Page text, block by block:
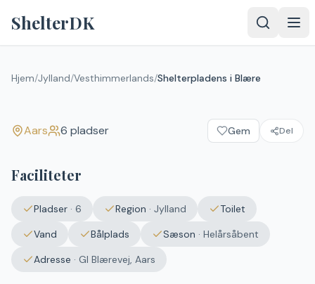
ShelterDK
Hjem/Jylland/Vesthimmerlands/Shelterpladens i Blære
Upload et
godkendelse.
billede
Ingen fil valgt
Aars
Aars 6 pladser Gem Del
Faciliteter
Pladser · 6 Region · Jylland
Toilet
Vand
Bålplads Sæson · Helårsåbent
Adresse · Gl Blærevej, Aars